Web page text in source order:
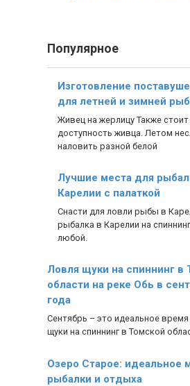
Популярное
Изготовление
для летней и зимней
Живец на жерлицу Также
доступность живца. Летом
наловить разной белой
Лучшие места для
Карелии с палаткой
Снасти для ловли рыбы в
рыбалка в Карелии на
любой.
Ловля щуки на спиннинг в
области на реке Обь в
года
Сентябрь – это идеальное
щуки на спиннинг в Томской
Озеро Старое: идеальное
рыбалки и отдыха